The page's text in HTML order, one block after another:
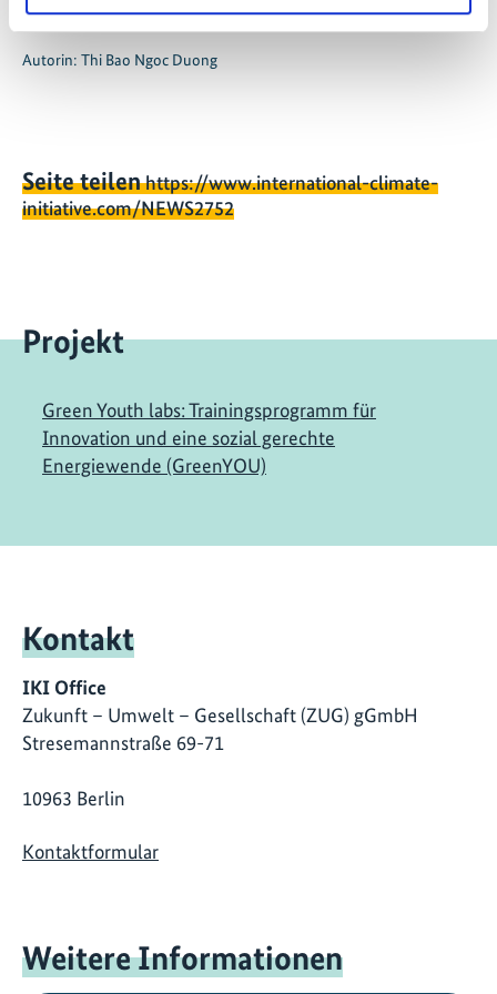
November in Baku, Aserbaidschan, beitragen.
Autorin: Thi Bao Ngoc Duong
Seite teilenhttps://www.international-climate-
initiative.com/NEWS2752
Projekt
Green Youth labs: Trainingsprogramm für
Innovation und eine sozial gerechte
Energiewende (GreenYOU)
Kontakt
IKI Office
Zukunft – Umwelt – Gesellschaft (ZUG) gGmbH
Stresemannstraße 69-71
10963 Berlin
Kontaktformular
Weitere Informationen